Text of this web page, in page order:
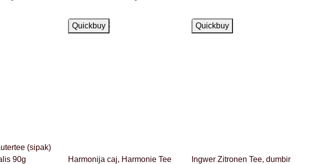
(sipak)
90g
Quickbuy
Ausverkauft
Harmonija caj, Harmonie Tee
Quickbuy
Auf Lager
Ingwer Zitronen Tee, dumbir